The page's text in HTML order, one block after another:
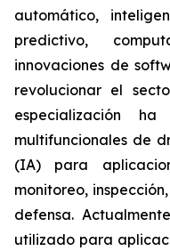
automático,
predictivo,
innovaciones de
revolucionar el
especialización
multifuncionales de
(IA) para
monitoreo,
defensa.
utilizado para